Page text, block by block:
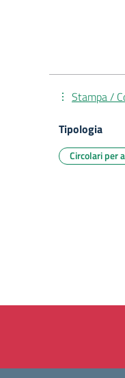
Stampa /
Tipologia
Circolari per